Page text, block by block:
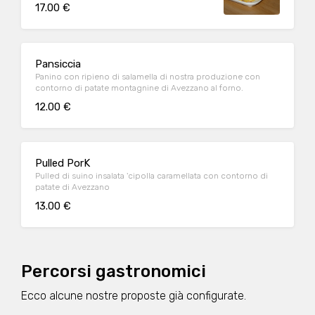
contorno di patate.
17.00 €
Pansiccia
Panino con ripieno di salamella di nostra produzione con
contorno di patate montagnine di Avezzano al forno.
12.00 €
Pulled PorK
Pulled di suino insalata 'cipolla caramellata con contorno di
patate di Avezzano
13.00 €
Percorsi gastronomici
Ecco alcune nostre proposte già configurate.